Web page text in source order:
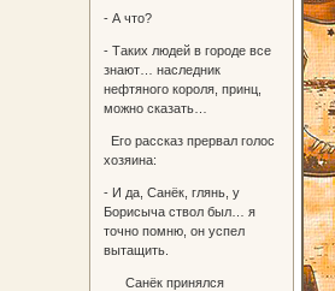
- А что?
- Таких людей в городе все
знают… наследник
нефтяного короля, принц,
можно сказать…
Его рассказ прервал голос
хозяина:
- И да, Санёк, глянь, у
Борисыча ствол был… я
точно помню, он успел
вытащить.
Санёк принялся